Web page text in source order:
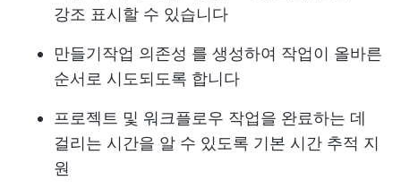
강조 표시할 수 있습니다
만들기작업 의존성 를 생성하여 작업이 올바른
순서로 시도되도록 합니다
프로젝트 및 워크플로우 작업을 완료하는 데
걸리는 시간을 알 수 있도록 기본 시간 추적 지
원